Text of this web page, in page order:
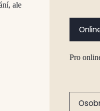
ale
Pro